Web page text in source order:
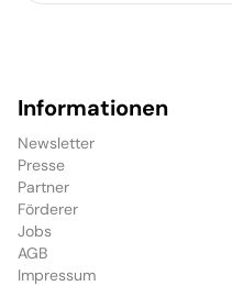
Informationen
Newsletter
Presse
Partner
Förderer
Jobs
AGB
Impressum